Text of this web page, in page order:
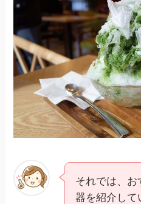
それでは、お
器を紹介して